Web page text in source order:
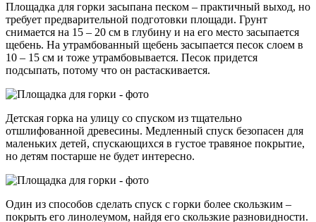
Площадка для горки засыпана песком – практичный выход, но
требует предварительной подготовки площади. Грунт
снимается на 15 – 20 см в глубину и на его место засыпается
щебень. На утрамбованный щебень засыпается песок слоем в
10 – 15 см и тоже утрамбовывается. Песок придется
подсыпать, потому что он растаскивается.
Детская горка на улицу со спуском из тщательно
отшлифованной древесины. Медленный спуск безопасен для
маленьких детей, спускающихся в густое травяное покрытие,
но детям постарше не будет интересно.
Один из способов сделать спуск с горки более скользким –
покрыть его линолеумом, найдя его скользкие разновидности.